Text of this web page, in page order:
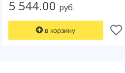
5 544.00 руб.
в корзину